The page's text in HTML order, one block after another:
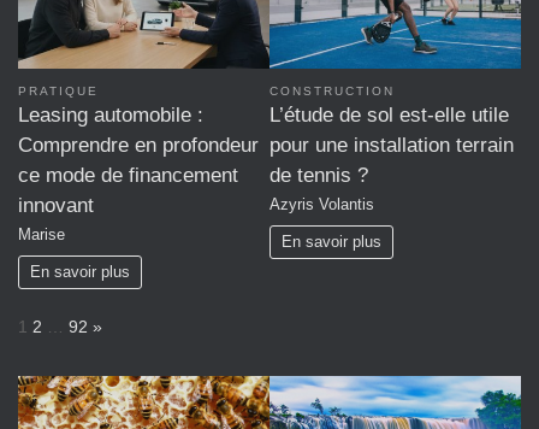
PRATIQUE
Leasing automobile :
Comprendre en profondeur
ce mode de financement
innovant
Marise
En savoir plus
CONSTRUCTION
L’étude de sol est-elle utile
pour une installation terrain
de tennis ?
Azyris Volantis
En savoir plus
P
g
e
1 2 92 N
x
t
»